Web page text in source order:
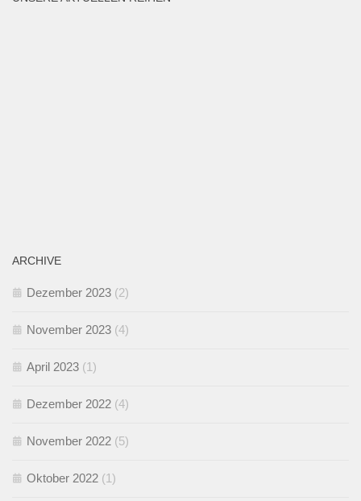
ARCHIVE
Dezember 2023 (2)
November 2023 (4)
April 2023 (1)
Dezember 2022 (4)
November 2022 (5)
Oktober 2022 (1)